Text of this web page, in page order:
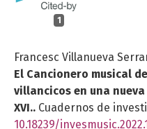
1
Francesc Villanueva
El Cancionero musical
villancicos en una
XVI.. Cuadernos de
10.18239/